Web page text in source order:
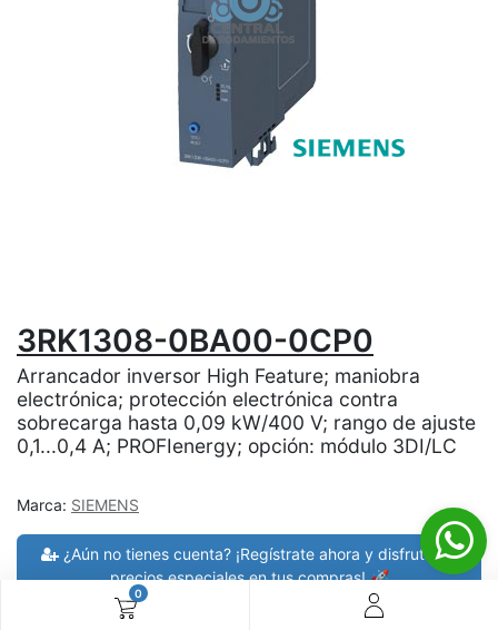
0
3RK1308-0BA00-0CP0
Arrancador inversor High Feature; maniobra
electrónica; protección electrónica contra
sobrecarga hasta 0,09 kW/400 V; rango de ajuste
0,1...0,4 A; PROFIenergy; opción: módulo 3DI/LC
Marca: SIEMENS
¿Aún no tienes cuenta? ¡Regístrate ahora y disfruta de
precios especiales en tus compras! 🚀